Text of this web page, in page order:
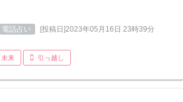
電話占い [投稿日]2023年05月16日 23時39分
未来 引っ越し